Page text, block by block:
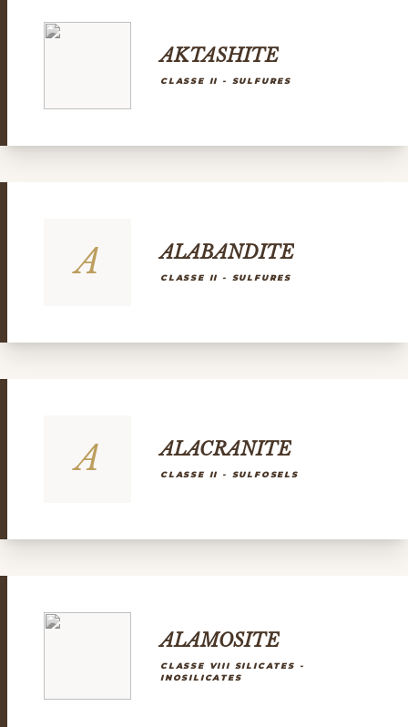
AKTASHITE
CLASSE II - SULFURES
A ALABANDITE
CLASSE II - SULFURES
A ALACRANITE
CLASSE II - SULFOSELS
ALAMOSITE
CLASSE VIII SILICATES -
INOSILICATES